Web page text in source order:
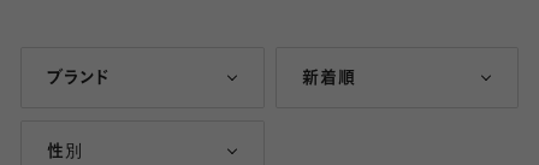
ブランド 新着順
性別